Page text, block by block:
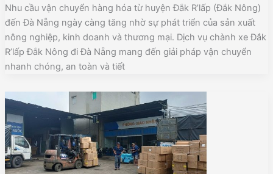
Nhu cầu vận chuyển hàng hóa từ huyện Đắk R’lấp (Đắk Nông)
đến Đà Nẵng ngày càng tăng nhờ sự phát triển của sản xuất
nông nghiệp, kinh doanh và thương mại. Dịch vụ chành xe Đắk
R’lấp Đắk Nông đi Đà Nẵng mang đến giải pháp vận chuyển
nhanh chóng, an toàn và tiết